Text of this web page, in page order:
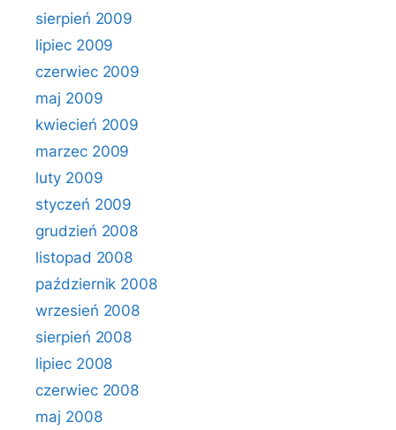
sierpień 2009
lipiec 2009
czerwiec 2009
maj 2009
kwiecień 2009
marzec 2009
luty 2009
styczeń 2009
grudzień 2008
listopad 2008
październik 2008
wrzesień 2008
sierpień 2008
lipiec 2008
czerwiec 2008
maj 2008